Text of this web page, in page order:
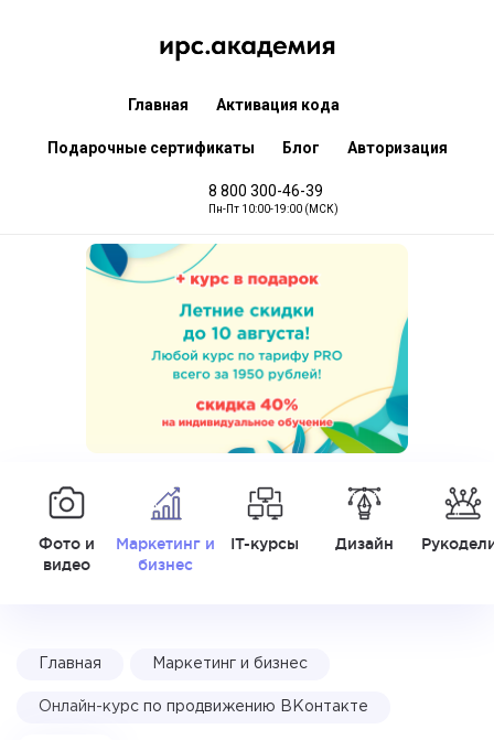
Главная Активация кода
Подарочные сертификаты Блог Авторизация
8 800 300-46-39
Пн-Пт 10:00-19:00 (МСК)
Фото и
видео
Маркетинг и
бизнес
IT-курсы Дизайн
Главная Маркетинг и бизнес
Онлайн-курс по продвижению ВКонтакте